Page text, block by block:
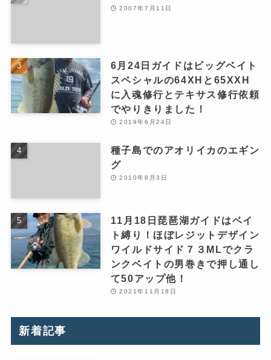
2007年7月11日
6月24日ガイドはビッグベイト
スペシャルの64XHと65XXH
に入魂修行とテキサス修行依頼
でやりきりました！
2019年6月24日
種子島でのアオリイカのエギン
グ
2010年8月3日
11月18日琵琶湖ガイドはベイ
ト縛り！ほぼレジットデザイン
ワイルドサイド７３MLでクラ
ンクベイトの男巻きで押し通し
て50アップ他！
2021年11月18日
新着記事